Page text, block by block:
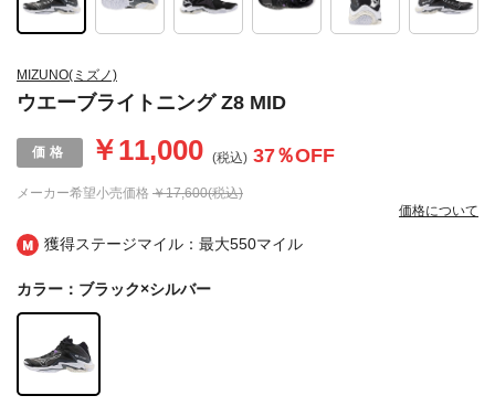
獲得ステージマイル：最大550マイル
MIZUNO(ミズノ)
ウエーブライトニング Z8 MID
メーカー希望小売価格 ￥17,600(税込)
￥11,000 (税込) 37％OFF
価格について
カラー：ブラック×シルバー